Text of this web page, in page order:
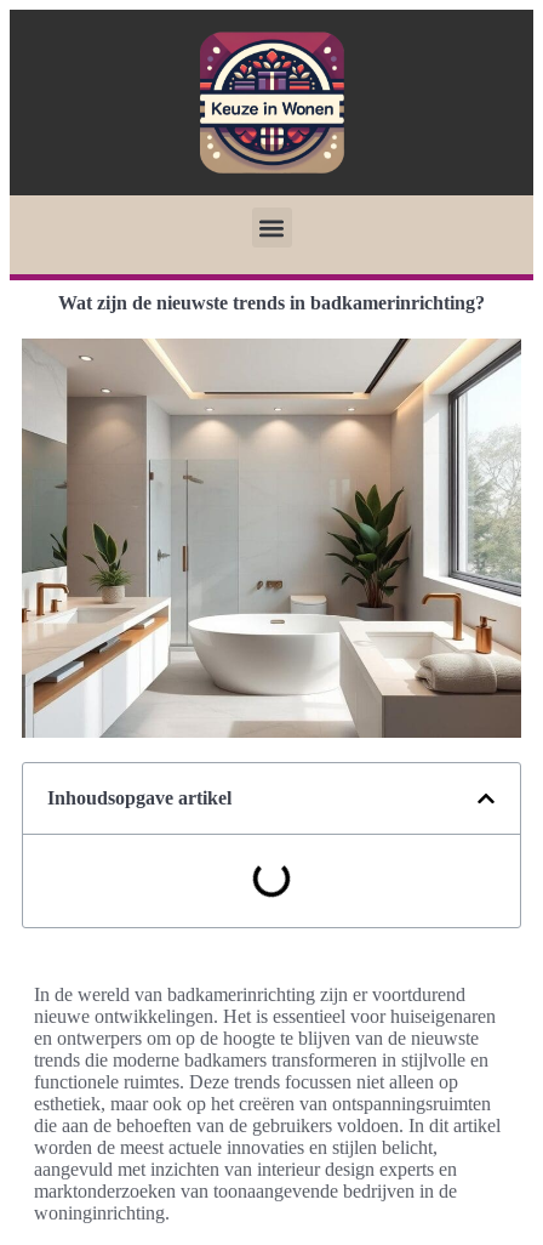
Wat zijn de nieuwste trends in badkamerinrichting?
Inhoudsopgave artikel
In de wereld van badkamerinrichting zijn er voortdurend
nieuwe ontwikkelingen. Het is essentieel voor huiseigenaren
en ontwerpers om op de hoogte te blijven van de nieuwste
trends die moderne badkamers transformeren in stijlvolle en
functionele ruimtes. Deze trends focussen niet alleen op
esthetiek, maar ook op het creëren van ontspanningsruimten
die aan de behoeften van de gebruikers voldoen. In dit artikel
worden de meest actuele innovaties en stijlen belicht,
aangevuld met inzichten van interieur design experts en
marktonderzoeken van toonaangevende bedrijven in de
woninginrichting.